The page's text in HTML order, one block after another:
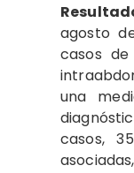
agosto
casos
una
casos,